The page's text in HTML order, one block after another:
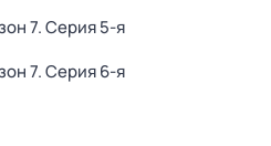
7. Серия 5-я
7. Серия 6-я